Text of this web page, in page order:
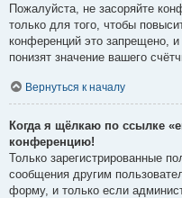
Пожалуйста, не засоряйте
только для того, чтобы
конференций это запрещено,
понизят значение вашего
Вернуться к началу
Когда я щёлкаю по ссылке
конференцию!
Только зарегистрированные
сообщения другим
форму, и только если